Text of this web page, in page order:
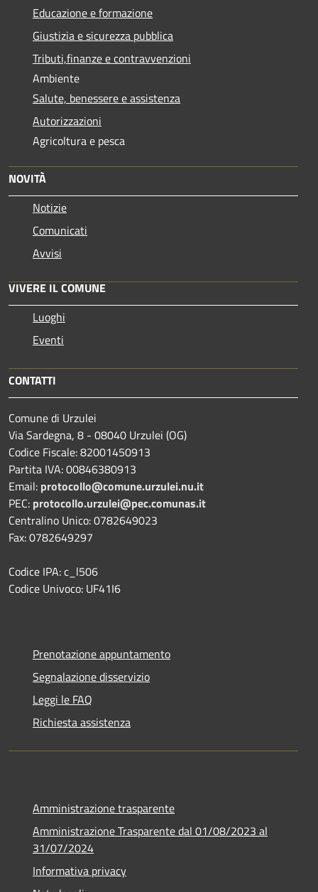
Educazione e formazione
Giustizia e sicurezza pubblica
Tributi,finanze e contravvenzioni
Ambiente
Salute, benessere e assistenza
Autorizzazioni
Agricoltura e pesca
NOVITÀ
Notizie
Comunicati
Avvisi
VIVERE IL COMUNE
Luoghi
Eventi
CONTATTI
Comune di Urzulei
Via Sardegna, 8 - 08040 Urzulei (OG)
Codice Fiscale: 82001450913
Partita IVA: 00846380913
Email: protocollo@comune.urzulei.nu.it
PEC: protocollo.urzulei@pec.comunas.it
Centralino Unico: 0782649023
Fax: 0782649297
Codice IPA: c_l506
Codice Univoco: UF41I6
Prenotazione appuntamento
Segnalazione disservizio
Leggi le FAQ
Richiesta assistenza
Amministrazione trasparente
Amministrazione Trasparente dal 01/08/2023 al
31/07/2024
Informativa privacy